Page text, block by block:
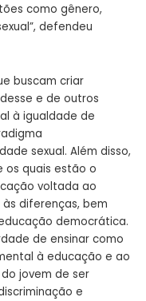
como gênero,
defendeu
buscam criar
e de outros
à igualdade de
sexual. Além disso,
os quais estão o
voltada ao
diferenças, bem
democrática.
de ensinar como
à educação e ao
jovem de ser
e